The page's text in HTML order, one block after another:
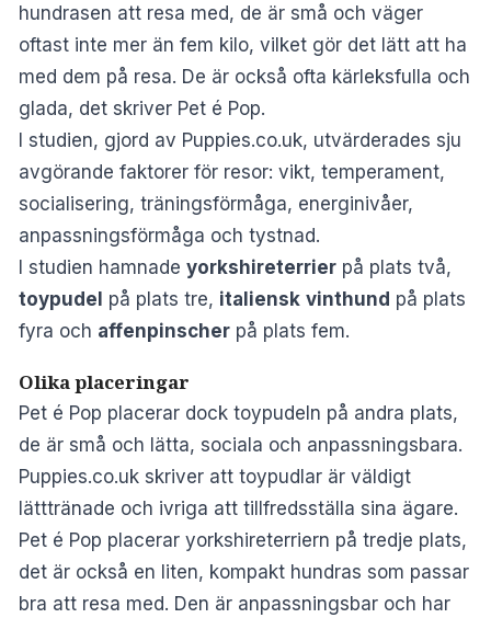
hundrasen att resa med, de är små och väger
oftast inte mer än fem kilo, vilket gör det lätt att ha
med dem på resa. De är också ofta kärleksfulla och
glada, det skriver Pet é Pop.
I studien, gjord av Puppies.co.uk, utvärderades sju
avgörande faktorer för resor: vikt, temperament,
socialisering, träningsförmåga, energinivåer,
anpassningsförmåga och tystnad.
I studien hamnade yorkshireterrier på plats två,
toypudel på plats tre, italiensk vinthund på plats
fyra och affenpinscher på plats fem.
Olika placeringar
Pet é Pop placerar dock toypudeln på andra plats,
de är små och lätta, sociala och anpassningsbara.
Puppies.co.uk skriver att toypudlar är väldigt
lätttränade och ivriga att tillfredsställa sina ägare.
Pet é Pop placerar yorkshireterriern på tredje plats,
det är också en liten, kompakt hundras som passar
bra att resa med. Den är anpassningsbar och har